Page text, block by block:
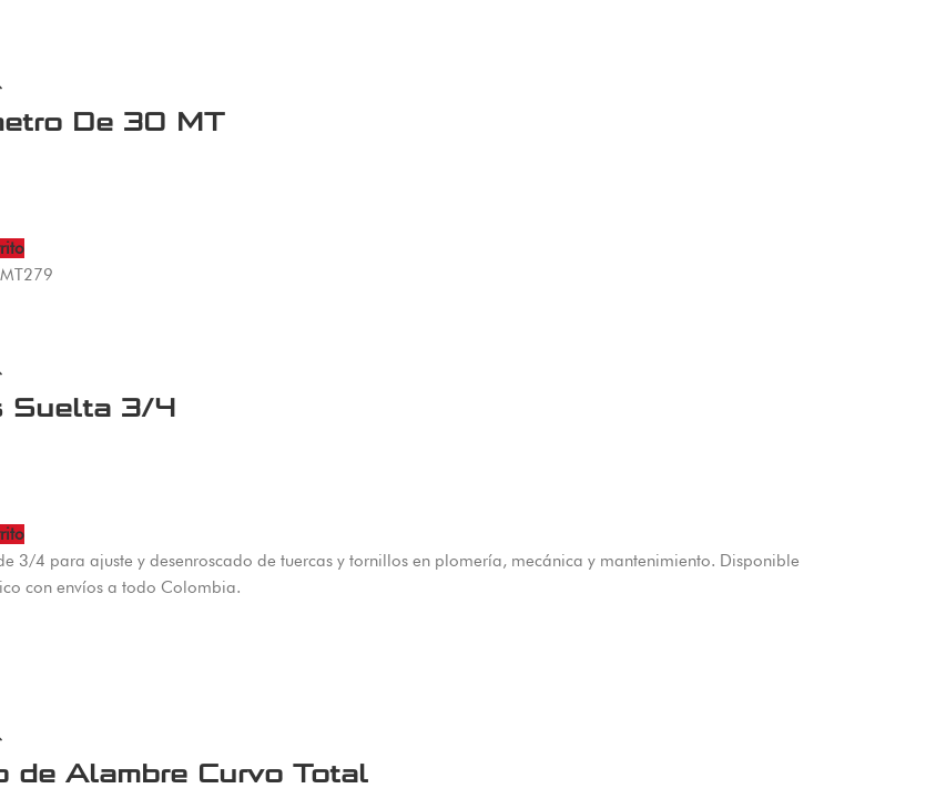
De 30 MT
Suelta 3/4
3/4 para ajuste y desenroscado de tuercas y tornillos en plomería, mecánica y mantenimiento. Disponible
con envíos a todo Colombia.
de Alambre Curvo Total